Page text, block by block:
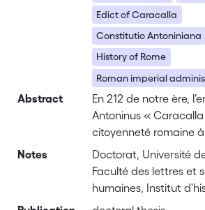
Edict of Caracalla
Constitutio Antoniniana
History of Rome
Roman imperial
Abstract
En 212 de notre ère,
Antoninus «
citoyenneté romaine
habitants libres de
littéraires
l’événement n’en
Notes
Doctorat, Université
Faculté des lettres et
humaines, Institut
d'histoire ancienne et